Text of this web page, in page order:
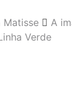
Matisse
A
Verde